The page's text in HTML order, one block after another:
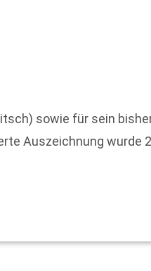
sowie für sein
Auszeichnung wurde